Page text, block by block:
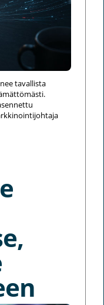
tavallista